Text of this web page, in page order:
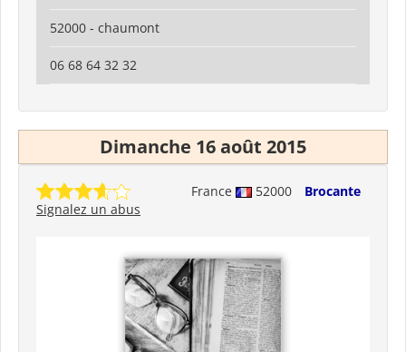
52000 - chaumont
06 68 64 32 32
Dimanche 16 août 2015
France 52000
Brocante
Signalez un abus